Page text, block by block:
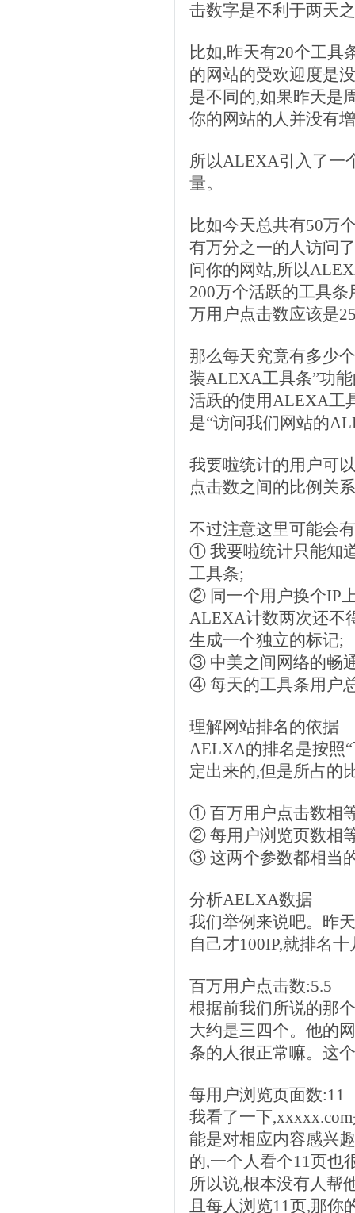
击数字是不利于两天
比如,昨天有20个工具
的网站的受欢迎度是
是不同的,如果昨天是
你的网站的人并没有
所以ALEXA引入了一
量。
比如今天总共有50万
有万分之一的人访问
问你的网站,所以
200万个活跃的工具
万用户点击数应该是
那么每天究竟有多少
装ALEXA工具条”功
活跃的使用ALEXA工
是“访问我们网站的
我要啦统计的用户可
点击数之间的比例关
不过注意这里可能会
① 我要啦统计只能知
工具条;
② 同一个用户换个IP
ALEXA计数两次还不
生成一个独立的标记;
③ 中美之间网络的畅
④ 每天的工具条用户
理解网站排名的依据
AELXA的排名是按照
定出来的,但是所占的
① 百万用户点击数相
② 每用户浏览页数相
③ 这两个参数都相当
分析AELXA数据
我们举例来说吧。昨
自己才100IP,就排名
百万用户点击数:5.5
根据前我们所说的那
大约是三四个。他的
条的人很正常嘛。这
每用户浏览页面数:11
我看了一下
能是对相应内容感兴
的,一个人看个11页也
所以说,根本没有人帮
且每人浏览11页,那你